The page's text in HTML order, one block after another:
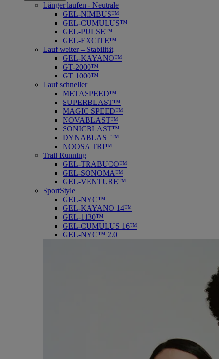
Länger laufen - Neutrale
GEL-NIMBUS™
GEL-CUMULUS™
GEL-PULSE™
GEL-EXCITE™
Lauf weiter – Stabilität
GEL-KAYANO™
GT-2000™
GT-1000™
Lauf schneller
METASPEED™
SUPERBLAST™
MAGIC SPEED™
NOVABLAST™
SONICBLAST™
DYNABLAST™
NOOSA TRI™
Trail Running
GEL-TRABUCO™
GEL-SONOMA™
GEL-VENTURE™
SportStyle
GEL-NYC™
GEL-KAYANO 14™
GEL-1130™
GEL-CUMULUS 16™
GEL-NYC™ 2.0